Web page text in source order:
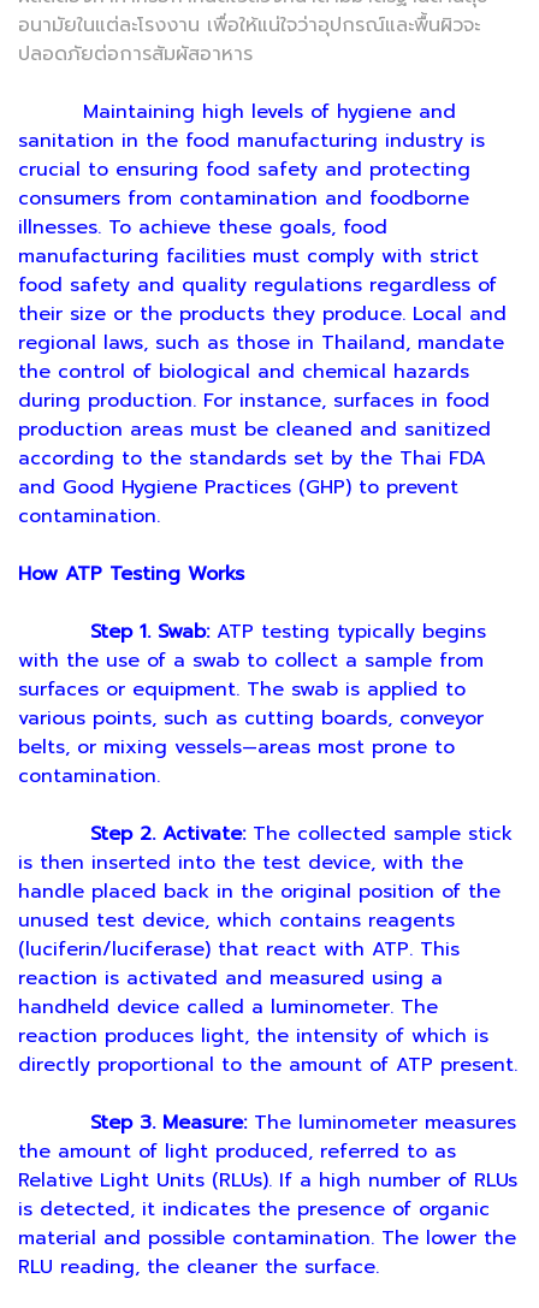
อนามัยในแต่ละโรงงาน เพื่อให้แน่ใจว่าอุปกรณ์และพื้นผิวจะ
ปลอดภัยต่อการสัมผัสอาหาร
Maintaining high levels of hygiene and
sanitation in the food manufacturing industry is
crucial to ensuring food safety and protecting
consumers from contamination and foodborne
illnesses. To achieve these goals, food
manufacturing facilities must comply with strict
food safety and quality regulations regardless of
their size or the products they produce. Local and
regional laws, such as those in Thailand, mandate
the control of biological and chemical hazards
during production. For instance, surfaces in food
production areas must be cleaned and sanitized
according to the standards set by the Thai FDA
and Good Hygiene Practices (GHP) to prevent
contamination.
How ATP Testing Works
Step 1. Swab:ATP testing typically begins
with the use of a swab to collect a sample from
surfaces or equipment. The swab is applied to
various points, such as cutting boards, conveyor
belts, or mixing vessels—areas most prone to
contamination.
Step 2. Activate:The collected sample stick
is then inserted into the test device, with the
handle placed back in the original position of the
unused test device, which contains reagents
(luciferin/luciferase) that react with ATP. This
reaction is activated and measured using a
handheld device called a luminometer. The
reaction produces light, the intensity of which is
directly proportional to the amount of ATP present.
Step 3. Measure:The luminometer measures
the amount of light produced, referred to as
Relative Light Units (RLUs). If a high number of RLUs
is detected, it indicates the presence of organic
material and possible contamination. The lower the
RLU reading, the cleaner the surface.